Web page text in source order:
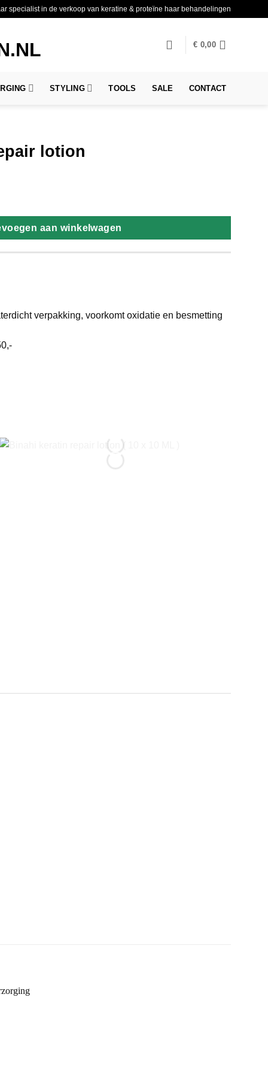
specialist in de verkoop van keratine & proteïne haar behandelingen
€ 0,00
STYLING TOOLS SALE CONTACT
lotion
aan winkelwagen
verpakking, voorkomt oxidatie en besmetting